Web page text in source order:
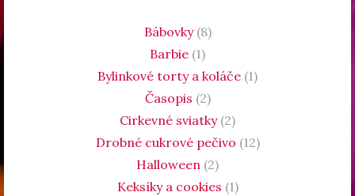
Bábovky(8)
Barbie (1)
Bylinkové torty a koláče (1)
Časopis (2)
Cirkevné sviatky(2)
Drobné cukrové pečivo (12)
Halloween (2)
Keksíky a cookies (1)